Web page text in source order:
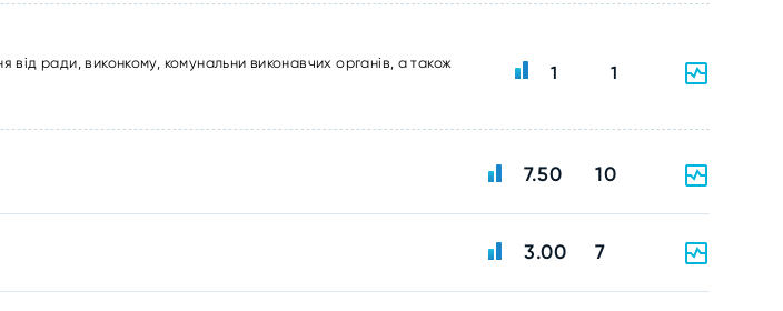
ради, виконкому, комунальни виконавчих органів, а також
1 1
7.50 10
3.00 7